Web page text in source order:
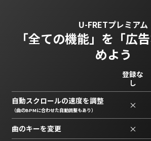
U-FRETプレミアム
「全ての機能」を 「広
めよう
登録な
し
自動スクロールの速度を調整
（曲のBPMに合わせた自動調整もあり） ×
曲のキーを変更 ×